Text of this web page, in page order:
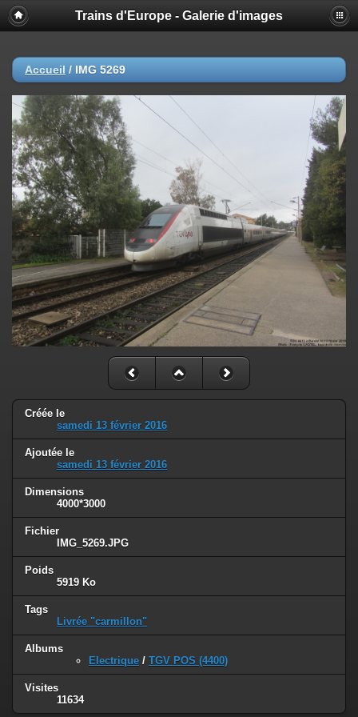
Trains d'Europe - Galerie d'images
Accueil / IMG 5269
Créée le
samedi 13 février 2016
Ajoutée le
samedi 13 février 2016
Dimensions
4000*3000
Fichier
IMG_5269.JPG
Poids
5919 Ko
Tags
Livrée "carmillon"
Albums
Electrique / TGV POS (4400)
Visites
11634